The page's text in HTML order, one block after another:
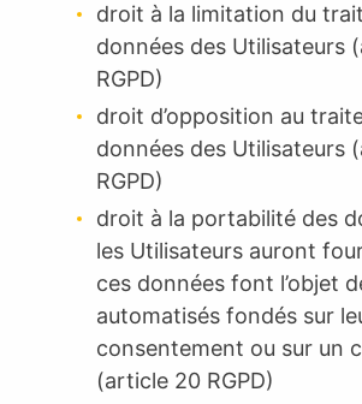
droit à la limitation du
données des Utilisateurs
RGPD)
droit d’opposition au
données des Utilisateurs
RGPD)
droit à la portabilité des
les Utilisateurs auront
ces données font l’objet
automatisés fondés sur
consentement ou sur un
(article 20 RGPD)